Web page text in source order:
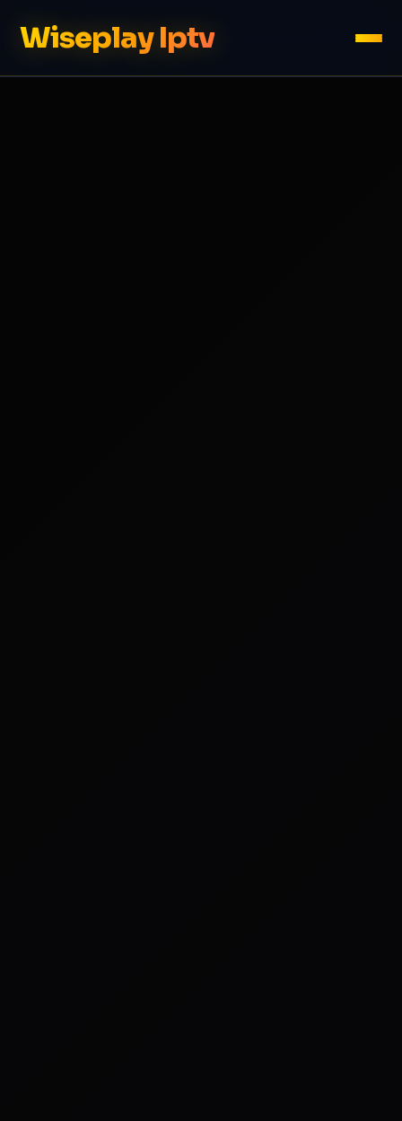
Wiseplay Iptv